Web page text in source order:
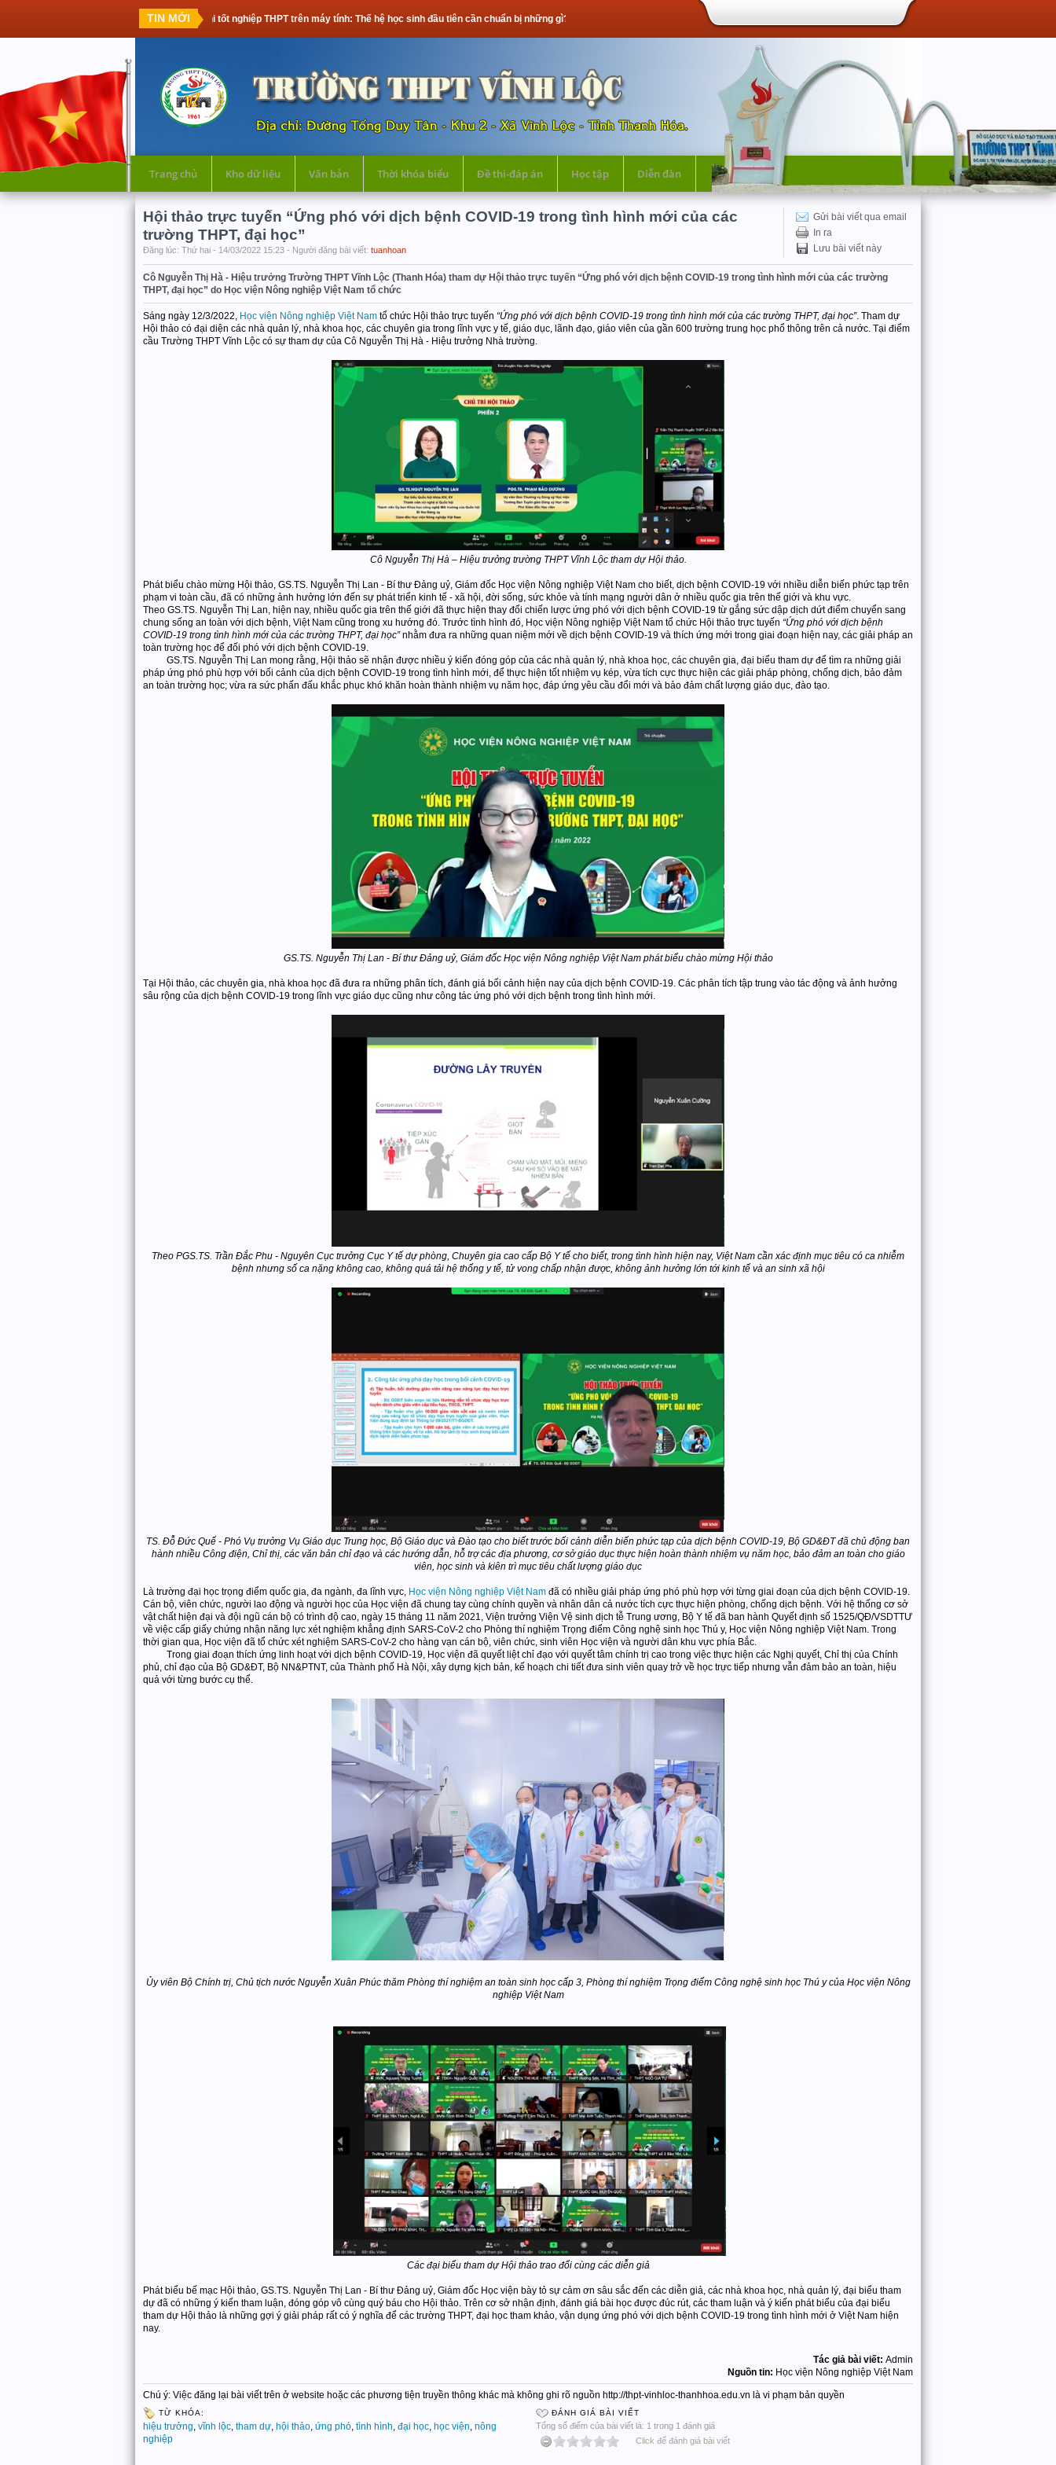
TIN MỚI
Thi tốt nghiệp THPT trên máy tính: Thế hệ học sinh đầu tiên cần chuẩn bị những gì?
Trang chủ Kho dữ liệu Văn bản Thời khóa biểu Đề thi-đáp án Học tập Diễn đàn
Gửi bài viết qua email
In ra
Lưu bài viết này
Hội thảo trực tuyến “Ứng phó với dịch bệnh COVID-19 trong tình hình mới của các
trường THPT, đại học”
Đăng lúc: Thứ hai - 14/03/2022 15:23 - Người đăng bài viết: tuanhoan
Cô Nguyễn Thị Hà - Hiệu trưởng Trường THPT Vĩnh Lộc (Thanh Hóa) tham dự Hội thảo trực tuyến “Ứng phó với dịch bệnh COVID-19 trong tình hình mới của các trường
THPT, đại học” do Học viện Nông nghiệp Việt Nam tổ chức
Sáng ngày 12/3/2022, Học viện Nông nghiệp Việt Nam tổ chức Hội thảo trực tuyến “Ứng phó với dịch bệnh COVID-19 trong tình hình mới của các trường THPT, đại học”. Tham dự
Hội thảo có đại diện các nhà quản lý, nhà khoa học, các chuyên gia trong lĩnh vực y tế, giáo dục, lãnh đạo, giáo viên của gần 600 trường trung học phổ thông trên cả nước. Tại điểm
cầu Trường THPT Vĩnh Lộc có sự tham dự của Cô Nguyễn Thị Hà - Hiệu trưởng Nhà trường.
Cô Nguyễn Thị Hà – Hiệu trưởng trường THPT Vĩnh Lộc tham dự Hội thảo.
Phát biểu chào mừng Hội thảo, GS.TS. Nguyễn Thị Lan - Bí thư Đảng uỷ, Giám đốc Học viện Nông nghiệp Việt Nam cho biết, dịch bệnh COVID-19 với nhiều diễn biến phức tạp trên
phạm vi toàn cầu, đã có những ảnh hưởng lớn đến sự phát triển kinh tế - xã hội, đời sống, sức khỏe và tính mạng người dân ở nhiều quốc gia trên thế giới và khu vực.
Theo GS.TS. Nguyễn Thị Lan, hiện nay, nhiều quốc gia trên thế giới đã thực hiện thay đổi chiến lược ứng phó với dịch bệnh COVID-19 từ gắng sức dập dịch dứt điểm chuyển sang
chung sống an toàn với dịch bệnh, Việt Nam cũng trong xu hướng đó. Trước tình hình đó, Học viện Nông nghiệp Việt Nam tổ chức Hội thảo trực tuyến “Ứng phó với dịch bệnh
COVID-19 trong tình hình mới của các trường THPT, đại học”nhằm đưa ra những quan niệm mới về dịch bệnh COVID-19 và thích ứng mới trong giai đoạn hiện nay, các giải pháp an
toàn trường học để đối phó với dịch bệnh COVID-19.
GS.TS. Nguyễn Thị Lan mong rằng, Hội thảo sẽ nhận được nhiều ý kiến đóng góp của các nhà quản lý, nhà khoa học, các chuyên gia, đại biểu tham dự để tìm ra những giải
pháp ứng phó phù hợp với bối cảnh của dịch bệnh COVID-19 trong tình hình mới, để thực hiện tốt nhiệm vụ kép, vừa tích cực thực hiện các giải pháp phòng, chống dịch, bảo đảm
an toàn trường học; vừa ra sức phấn đấu khắc phục khó khăn hoàn thành nhiệm vụ năm học, đáp ứng yêu cầu đổi mới và bảo đảm chất lượng giáo dục, đào tạo.
GS.TS. Nguyễn Thị Lan - Bí thư Đảng uỷ, Giám đốc Học viện Nông nghiệp Việt Nam phát biểu chào mừng Hội thảo
Tại Hội thảo, các chuyên gia, nhà khoa học đã đưa ra những phân tích, đánh giá bối cảnh hiện nay của dịch bệnh COVID-19. Các phân tích tập trung vào tác động và ảnh hưởng
sâu rộng của dịch bệnh COVID-19 trong lĩnh vực giáo dục cũng như công tác ứng phó với dịch bệnh trong tình hình mới.
Theo PGS.TS. Trần Đắc Phu - Nguyên Cục trưởng Cục Y tế dự phòng, Chuyên gia cao cấp Bộ Y tế cho biết, trong tình hình hiện nay, Việt Nam cần xác định mục tiêu có ca nhiễm
bệnh nhưng số ca nặng không cao, không quá tải hệ thống y tế, tử vong chấp nhận được, không ảnh hưởng lớn tới kinh tế và an sinh xã hội
TS. Đỗ Đức Quế - Phó Vụ trưởng Vụ Giáo dục Trung học, Bộ Giáo dục và Đào tạo cho biết trước bối cảnh diễn biến phức tạp của dịch bệnh COVID-19, Bộ GD&ĐT đã chủ động ban
hành nhiều Công điện, Chỉ thị, các văn bản chỉ đạo và các hướng dẫn, hỗ trợ các địa phương, cơ sở giáo dục thực hiện hoàn thành nhiệm vụ năm học, bảo đảm an toàn cho giáo
viên, học sinh và kiên trì mục tiêu chất lượng giáo dục
Là trường đại học trọng điểm quốc gia, đa ngành, đa lĩnh vực, Học viện Nông nghiệp Việt Nam đã có nhiều giải pháp ứng phó phù hợp với từng giai đoạn của dịch bệnh COVID-19.
Cán bộ, viên chức, người lao động và người học của Học viện đã chung tay cùng chính quyền và nhân dân cả nước tích cực thực hiện phòng, chống dịch bệnh. Với hệ thống cơ sở
vật chất hiện đại và đội ngũ cán bộ có trình độ cao, ngày 15 tháng 11 năm 2021, Viện trưởng Viện Vệ sinh dịch tễ Trung ương, Bộ Y tế đã ban hành Quyết định số 1525/QĐ/VSDTTƯ
về việc cấp giấy chứng nhận năng lực xét nghiệm khẳng định SARS-CoV-2 cho Phòng thí nghiệm Trọng điểm Công nghệ sinh học Thú y, Học viện Nông nghiệp Việt Nam. Trong
thời gian qua, Học viện đã tổ chức xét nghiệm SARS-CoV-2 cho hàng vạn cán bộ, viên chức, sinh viên Học viện và người dân khu vực phía Bắc.
Trong giai đoạn thích ứng linh hoạt với dịch bệnh COVID-19, Học viện đã quyết liệt chỉ đạo với quyết tâm chính trị cao trong việc thực hiện các Nghị quyết, Chỉ thị của Chính
phủ, chỉ đạo của Bộ GD&ĐT, Bộ NN&PTNT, của Thành phố Hà Nội, xây dựng kịch bản, kế hoạch chi tiết đưa sinh viên quay trở về học trực tiếp nhưng vẫn đảm bảo an toàn, hiệu
quả với từng bước cụ thể.
Ủy viên Bộ Chính trị, Chủ tịch nước Nguyễn Xuân Phúc thăm Phòng thí nghiệm an toàn sinh học cấp 3, Phòng thí nghiệm Trọng điểm Công nghệ sinh học Thú y của Học viện Nông
nghiệp Việt Nam
Các đại biểu tham dự Hội thảo trao đổi cùng các diễn giả
Phát biểu bế mạc Hội thảo, GS.TS. Nguyễn Thị Lan - Bí thư Đảng uỷ, Giám đốc Học viện bày tỏ sự cảm ơn sâu sắc đến các diễn giả, các nhà khoa học, nhà quản lý, đại biểu tham
dự đã có những ý kiến tham luận, đóng góp vô cùng quý báu cho Hội thảo. Trên cơ sở nhận định, đánh giá bài học được đúc rút, các tham luận và ý kiến phát biểu của đại biểu
tham dự Hội thảo là những gợi ý giải pháp rất có ý nghĩa để các trường THPT, đại học tham khảo, vận dụng ứng phó với dịch bệnh COVID-19 trong tình hình mới ở Việt Nam hiện
nay.
Tác giả bài viết: Admin
Nguồn tin: Học viện Nông nghiệp Việt Nam
Chú ý: Việc đăng lại bài viết trên ở website hoặc các phương tiện truyền thông khác mà không ghi rõ nguồn http://thpt-vinhloc-thanhhoa.edu.vn là vi phạm bản quyền
TỪ KHÓA:
hiệu trưởng, vĩnh lộc, tham dự, hội thảo, ứng phó, tình hình, đại học, học viện, nông
nghiệp
ĐÁNH GIÁ BÀI VIẾT
Tổng số điểm của bài viết là: 1 trong 1 đánh giá
Click để đánh giá bài viết